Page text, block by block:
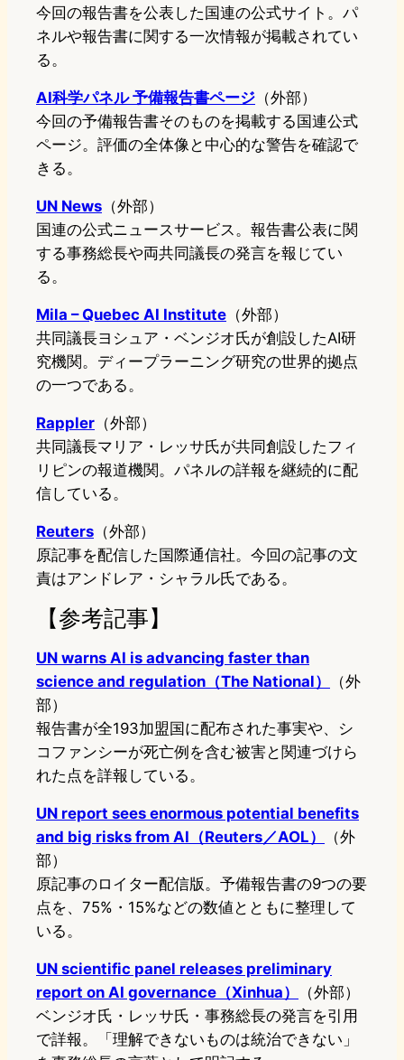
今回の報告書を公表した国連の公式サイト。パ
ネルや報告書に関する一次情報が掲載されてい
る。
AI科学パネル 予備報告書ページ （外部）
今回の予備報告書そのものを掲載する国連公式
ページ。評価の全体像と中心的な警告を確認で
きる。
UN News （外部）
国連の公式ニュースサービス。報告書公表に関
する事務総長や両共同議長の発言を報じてい
る。
Mila – Quebec AI Institute （外部）
共同議長ヨシュア・ベンジオ氏が創設したAI研
究機関。ディープラーニング研究の世界的拠点
の一つである。
Rappler （外部）
共同議長マリア・レッサ氏が共同創設したフィ
リピンの報道機関。パネルの詳報を継続的に配
信している。
Reuters （外部）
原記事を配信した国際通信社。今回の記事の文
責はアンドレア・シャラル氏である。
【参考記事】
UN warns AI is advancing faster than
science and regulation（The National）
（外
部）
報告書が全193加盟国に配布された事実や、シ
コファンシーが死亡例を含む被害と関連づけら
れた点を詳報している。
UN report sees enormous potential benefits
and big risks from AI（Reuters／AOL）
（外
部）
原記事のロイター配信版。予備報告書の9つの要
点を、75%・15%などの数値とともに整理して
いる。
UN scientific panel releases preliminary
report on AI governance（Xinhua）
（外部）
ベンジオ氏・レッサ氏・事務総長の発言を引用
で詳報。「理解できないものは統治できない」